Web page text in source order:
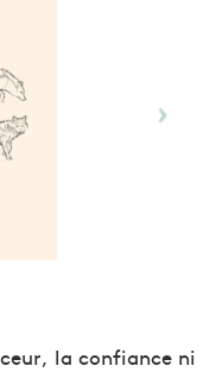
la confiance ni